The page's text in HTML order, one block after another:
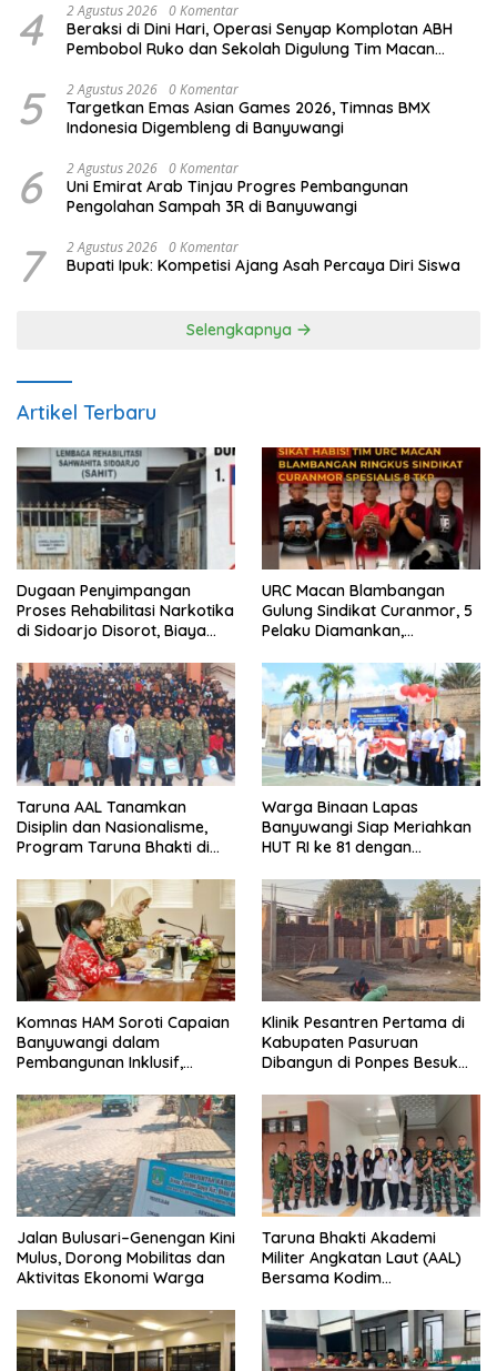
4 2 Agustus 2026 0 Komentar
Beraksi di Dini Hari, Operasi Senyap Komplotan ABH
Pembobol Ruko dan Sekolah Digulung Tim Macan
5 2 Agustus 2026 0 Komentar
Targetkan Emas Asian Games 2026, Timnas BMX
Indonesia Digembleng di Banyuwangi
6 2 Agustus 2026 0 Komentar
Uni Emirat Arab Tinjau Progres Pembangunan
Pengolahan Sampah 3R di Banyuwangi
7 2 Agustus 2026 0 Komentar
Bupati Ipuk: Kompetisi Ajang Asah Percaya Diri Siswa
Selengkapnya
Artikel Terbaru
Dugaan Penyimpangan
Proses Rehabilitasi Narkotika
di Sidoarjo Disorot, Biaya
Rekening Pribadi
URC Macan Blambangan
Gulung Sindikat Curanmor, 5
Pelaku Diamankan,
Banyuwangi
Taruna AAL Tanamkan
Disiplin dan Nasionalisme,
Program Taruna Bhakti di
Warga Binaan Lapas
Banyuwangi Siap Meriahkan
HUT RI ke 81 dengan
Komnas HAM Soroti Capaian
Banyuwangi dalam
Pembangunan Inklusif,
Nasional
Klinik Pesantren Pertama di
Kabupaten Pasuruan
Dibangun di Ponpes Besuk
Kesehatan Santri
Jalan Bulusari–Genengan Kini
Mulus, Dorong Mobilitas dan
Aktivitas Ekonomi Warga
Taruna Bhakti Akademi
Militer Angkatan Laut (AAL)
Bersama Kodim
Generasi Disiplin dan Berjiwa
Nasionalis